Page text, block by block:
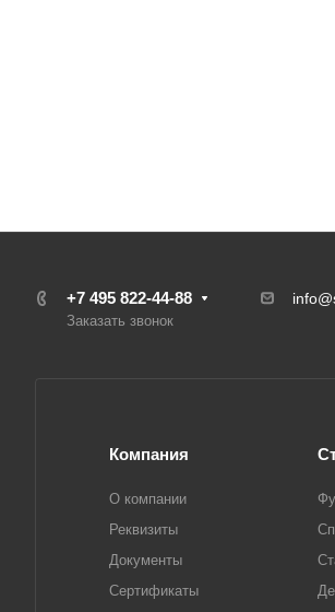
+7 495 822-44-88
Заказать звонок
Компания
О компании
Реквизиты
Документы
Сертификаты